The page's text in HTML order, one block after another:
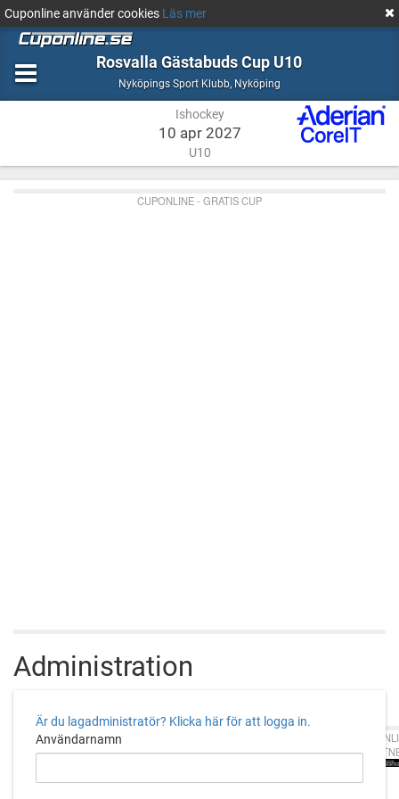
Cuponline använder cookies Läs mer
Rosvalla Gästabuds Cup U10
Nyköpings Sport Klubb, Ishockey
NyköpingNyköping
Ishockey
10 apr 2027
U10
CUPONLINE - GRATIS CUP
Administration
Är du lagadministratör? Klicka här för att logga in.
Användarnamn